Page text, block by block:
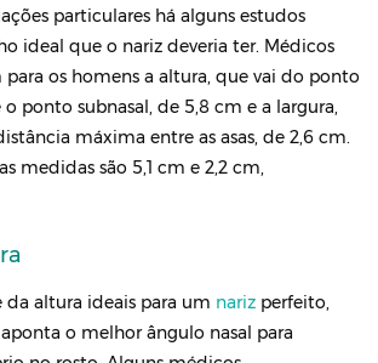
particulares há alguns estudos
ideal que o nariz deveria ter. Médicos
os homens a altura, que vai do ponto
ponto subnasal, de 5,8 cm e a largura,
máxima entre as asas, de 2,6 cm.
medidas são 5,1 cm e 2,2 cm,
da altura ideais para um nariz perfeito,
o melhor ângulo nasal para